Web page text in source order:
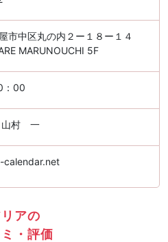
市中区丸の内２ー１８ー１４
MARUNOUCHI 5F
：00
山村 一
calendar.net
アの
・評価